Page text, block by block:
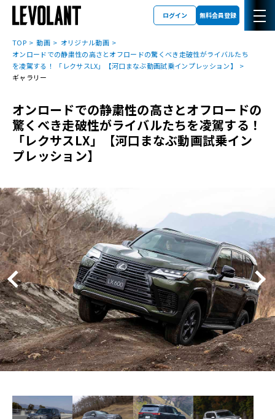
ログイン 無料会員登録
TOP 動画
オリジナル動画
オンロードでの静粛性の高さとオフロードの驚くべき走破性がライバルたち
を凌駕する！ 「レクサスLX」【河口まなぶ動画試乗インプレッション】
ギャラリー
オンロードでの静粛性の高さとオフロードの
驚くべき走破性がライバルたちを凌駕する！
「レクサスLX」【河口まなぶ動画試乗イン
プレッション】